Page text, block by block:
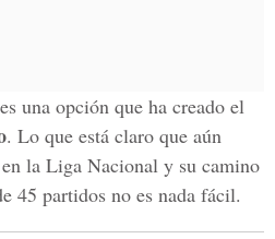
una opción que ha creado el
. Lo que está claro que aún
la Liga Nacional y su camino
45 partidos no es nada fácil.